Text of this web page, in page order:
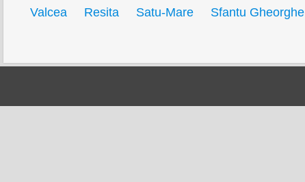
Valcea
Resita Satu-Mare Sfantu Gheorghe